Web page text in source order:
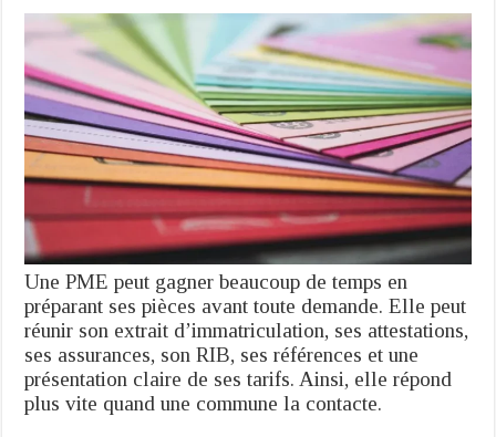
Une PME peut gagner beaucoup de temps en
préparant ses pièces avant toute demande. Elle peut
réunir son extrait d’immatriculation, ses attestations,
ses assurances, son RIB, ses références et une
présentation claire de ses tarifs. Ainsi, elle répond
plus vite quand une commune la contacte.